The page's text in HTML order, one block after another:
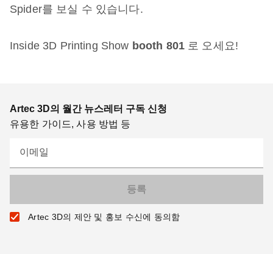
Spider를 보실 수 있습니다.
Inside 3D Printing Show booth 801로 오세요!
Artec 3D의 월간 뉴스레터 구독 신청
유용한 가이드, 사용 방법 등
이메일
Artec 3D의 제안 및 홍보 수신에 동의함